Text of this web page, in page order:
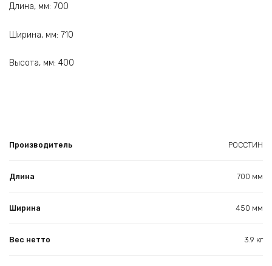
Длина, мм: 700
Ширина, мм: 710
Высота, мм: 400
Производитель РОССТИН
Длина 700 мм
Ширина 450 мм
Вес нетто 3.9 кг